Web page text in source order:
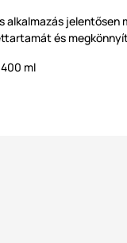
alkalmazás
és
400 ml